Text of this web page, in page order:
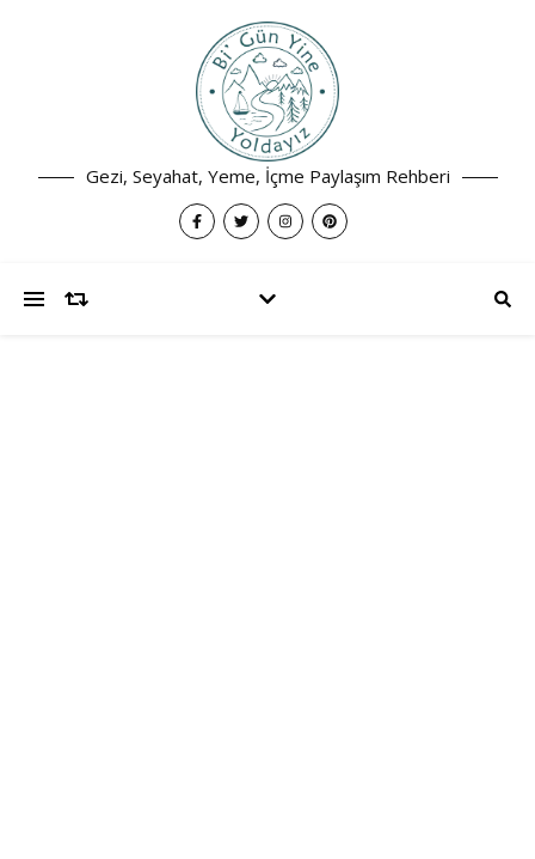
Gezi, Seyahat, Yeme, İçme Paylaşım Rehberi